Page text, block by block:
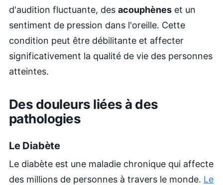
d'audition fluctuante, des acouphènes et un
sentiment de pression dans l'oreille. Cette
condition peut être débilitante et affecter
significativement la qualité de vie des personnes
atteintes.
Des douleurs liées à des
pathologies
Le Diabète
Le diabète est une maladie chronique qui affecte
des millions de personnes à travers le monde. Le